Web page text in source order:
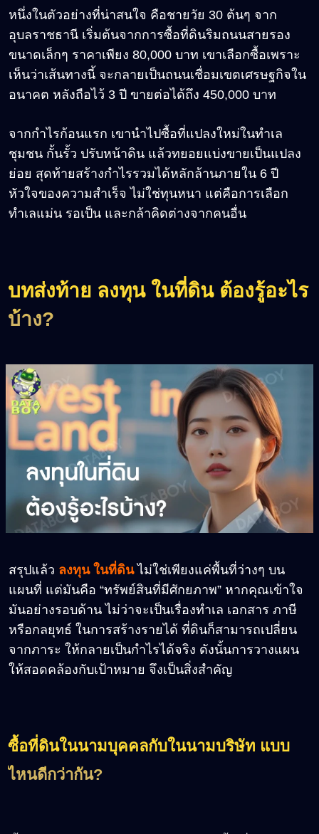
หนึ่งในตัวอย่างที่น่าสนใจ คือชายวัย 30 ต้นๆ จาก
อุบลราชธานี เริ่มต้นจากการซื้อที่ดินริมถนนสายรอง
ขนาดเล็กๆ ราคาเพียง 80,000 บาท เขาเลือกซื้อเพราะ
เห็นว่าเส้นทางนี้ จะกลายเป็นถนนเชื่อมเขตเศรษฐกิจใน
อนาคต หลังถือไว้ 3 ปี ขายต่อได้ถึง 450,000 บาท
จากกำไรก้อนแรก เขานำไปซื้อที่แปลงใหม่ในทำเล
ชุมชน กั้นรั้ว ปรับหน้าดิน แล้วทยอยแบ่งขายเป็นแปลง
ย่อย สุดท้ายสร้างกำไรรวมได้หลักล้านภายใน 6 ปี
หัวใจของความสำเร็จ ไม่ใช่ทุนหนา แต่คือการเลือก
ทำเลแม่น รอเป็น และกล้าคิดต่างจากคนอื่น
บทส่งท้าย ลงทุน ในที่ดิน ต้องรู้อะไร
บ้าง?
สรุปแล้ว ลงทุน ในที่ดิน ไม่ใช่เพียงแค่พื้นที่ว่างๆ บน
แผนที่ แต่มันคือ “ทรัพย์สินที่มีศักยภาพ” หากคุณเข้าใจ
มันอย่างรอบด้าน ไม่ว่าจะเป็นเรื่องทำเล เอกสาร ภาษี
หรือกลยุทธ์ ในการสร้างรายได้ ที่ดินก็สามารถเปลี่ยน
จากภาระ ให้กลายเป็นกำไรได้จริง ดังนั้นการวางแผน
ให้สอดคล้องกับเป้าหมาย จึงเป็นสิ่งสำคัญ
ซื้อที่ดินในนามบุคคลกับในนามบริษัท แบบ
ไหนดีกว่ากัน?